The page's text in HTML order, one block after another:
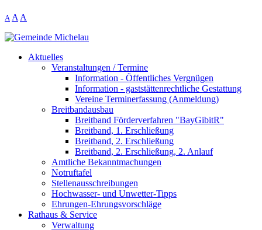
A A A
Aktuelles
Veranstaltungen / Termine
Information - Öffentliches Vergnügen
Information - gaststättenrechtliche Gestattung
Vereine Terminerfassung (Anmeldung)
Breitbandausbau
Breitband Förderverfahren "BayGibitR"
Breitband, 1. Erschließung
Breitband, 2. Erschließung
Breitband, 2. Erschließung, 2. Anlauf
Amtliche Bekanntmachungen
Notruftafel
Stellenausschreibungen
Hochwasser- und Unwetter-Tipps
Ehrungen-Ehrungsvorschläge
Rathaus & Service
Verwaltung